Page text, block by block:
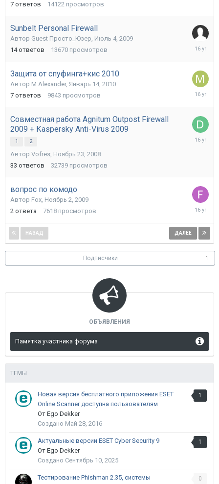
7 ответов 14122 просмотров
Sunbelt Personal Firewall
Автор Guest Просто_Юзер, Июль 4, 2009
14 ответов 13670 просмотров
Январь
Защита от спуфинга+кис 2010
Автор M.Alexander, Январь 14, 2010
7 ответов 9843 просмотров
Январь
Совместная работа Agnitum Outpost Firewall
2009 + Кaspersky Anti-Virus 2009
1 2
Автор Vofres, Ноябрь 23, 2008
33 ответов 32739 просмотров
Декабрь
вопрос по комодо
Автор Fox, Ноябрь 2, 2009
2 ответа 7618 просмотров
Ноябрь
2009
НАЗАД ДАЛЕЕ
Подписчики 1
ОБЪЯВЛЕНИЯ
Памятка участника форума
ТЕМЫ
1
Новая версия бесплатного приложения ESET
Online Scanner доступна пользователям
От Ego Dekker
Создано Май 28, 2016
1
Актуальные версии ESET Cyber Security 9
От Ego Dekker
Создано Сентябрь 10, 2025
0
Тестирование Phishman 2.35, системы